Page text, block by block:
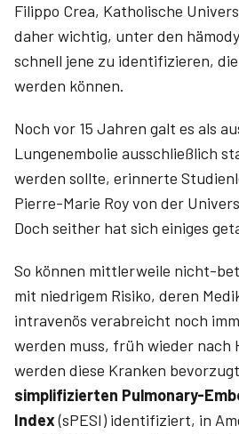
Filippo Crea, Katholische
daher wichtig, unter den
schnell jene zu identifizieren,
werden können.
Noch vor 15 Jahren galt es als
Lungenembolie ausschließlich
werden sollte, erinnerte
Pierre-Marie Roy von der
Doch seither hat sich einiges
So können mittlerweile nicht-
mit niedrigem Risiko, deren
intravenös verabreicht noch
werden muss, früh wieder nach
werden diese Kranken
simplifizierten Pulmonary-
Index(sPESI) identifiziert, in